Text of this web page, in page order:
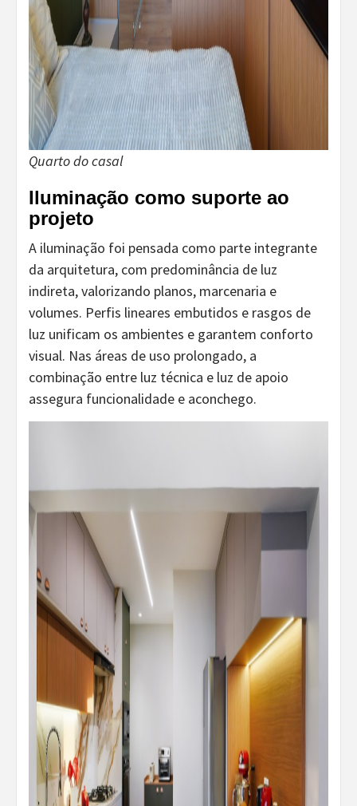
Quarto do casal
Iluminação como suporte ao
projeto
A iluminação foi pensada como parte integrante
da arquitetura, com predominância de luz
indireta, valorizando planos, marcenaria e
volumes. Perfis lineares embutidos e rasgos de
luz unificam os ambientes e garantem conforto
visual. Nas áreas de uso prolongado, a
combinação entre luz técnica e luz de apoio
assegura funcionalidade e aconchego.